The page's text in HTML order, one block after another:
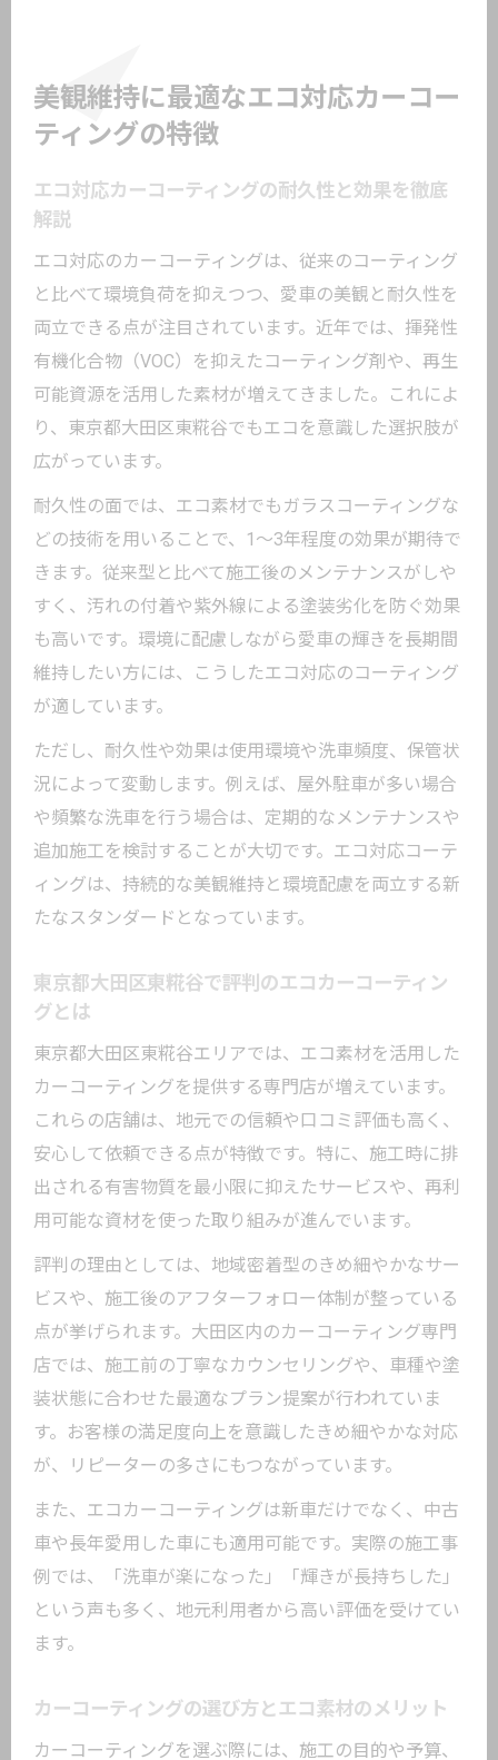
美観維持に最適なエコ対応カーコー
ティングの特徴
エコ対応カーコーティングの耐久性と効果を徹底
解説
エコ対応のカーコーティングは、従来のコーティング
と比べて環境負荷を抑えつつ、愛車の美観と耐久性を
両立できる点が注目されています。近年では、揮発性
有機化合物（VOC）を抑えたコーティング剤や、再生
可能資源を活用した素材が増えてきました。これによ
り、東京都大田区東糀谷でもエコを意識した選択肢が
広がっています。
耐久性の面では、エコ素材でもガラスコーティングな
どの技術を用いることで、1〜3年程度の効果が期待で
きます。従来型と比べて施工後のメンテナンスがしや
すく、汚れの付着や紫外線による塗装劣化を防ぐ効果
も高いです。環境に配慮しながら愛車の輝きを長期間
維持したい方には、こうしたエコ対応のコーティング
が適しています。
ただし、耐久性や効果は使用環境や洗車頻度、保管状
況によって変動します。例えば、屋外駐車が多い場合
や頻繁な洗車を行う場合は、定期的なメンテナンスや
追加施工を検討することが大切です。エコ対応コーテ
ィングは、持続的な美観維持と環境配慮を両立する新
たなスタンダードとなっています。
東京都大田区東糀谷で評判のエコカーコーティン
グとは
東京都大田区東糀谷エリアでは、エコ素材を活用した
カーコーティングを提供する専門店が増えています。
これらの店舗は、地元での信頼や口コミ評価も高く、
安心して依頼できる点が特徴です。特に、施工時に排
出される有害物質を最小限に抑えたサービスや、再利
用可能な資材を使った取り組みが進んでいます。
評判の理由としては、地域密着型のきめ細やかなサー
ビスや、施工後のアフターフォロー体制が整っている
点が挙げられます。大田区内のカーコーティング専門
店では、施工前の丁寧なカウンセリングや、車種や塗
装状態に合わせた最適なプラン提案が行われていま
す。お客様の満足度向上を意識したきめ細やかな対応
が、リピーターの多さにもつながっています。
また、エコカーコーティングは新車だけでなく、中古
車や長年愛用した車にも適用可能です。実際の施工事
例では、「洗車が楽になった」「輝きが長持ちした」
という声も多く、地元利用者から高い評価を受けてい
ます。
カーコーティングの選び方とエコ素材のメリット
カーコーティングを選ぶ際には、施工の目的や予算、